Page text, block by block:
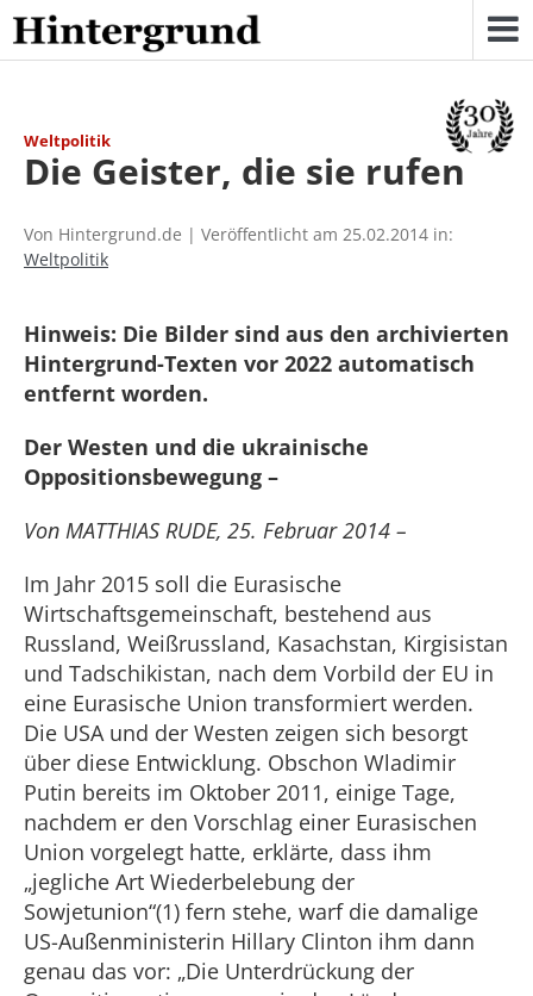
Skip
to
content
Weltpolitik
Die Geister, die sie rufen
Von Hintergrund.de | Veröffentlicht am 25.02.2014 in:
Weltpolitik
Hinweis: Die Bilder sind aus den archivierten
Hintergrund-Texten vor 2022 automatisch
entfernt worden.
Der Westen und die ukrainische
Oppositionsbewegung –
Von MATTHIAS RUDE, 25. Februar 2014 –
Im Jahr 2015 soll die Eurasische
Wirtschaftsgemeinschaft, bestehend aus
Russland, Weißrussland, Kasachstan, Kirgisistan
und Tadschikistan, nach dem Vorbild der EU in
eine Eurasische Union transformiert werden.
Die USA und der Westen zeigen sich besorgt
über diese Entwicklung. Obschon Wladimir
Putin bereits im Oktober 2011, einige Tage,
nachdem er den Vorschlag einer Eurasischen
Union vorgelegt hatte, erklärte, dass ihm
„jegliche Art Wiederbelebung der
Sowjetunion“(1) fern stehe, warf die damalige
US-Außenministerin Hillary Clinton ihm dann
genau das vor: „Die Unterdrückung der